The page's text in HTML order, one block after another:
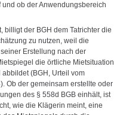
ob der Anwendungsbereich
billigt der BGH dem Tatrichter die
zu nutzen, weil die
Erstellung nach der
die örtliche Mietsituation
(BGH, Urteil vom
Ob der gemeinsam erstellte oder
des § 558d BGB einhält, ist
wie die Klägerin meint, eine